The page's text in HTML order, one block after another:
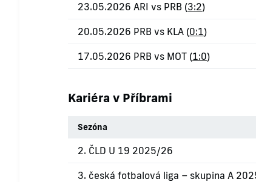
23.05.2026 ARI vs PRB (3:2)
20.05.2026 PRB vs KLA (0:1)
17.05.2026 PRB vs MOT (1:0)
Kariéra v Příbrami
Sezóna
2. ČLD U 19 2025/26
3. česká fotbalová liga – skupina A